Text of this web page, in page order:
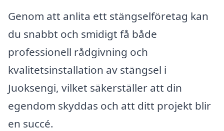
Genom att anlita ett stängselföretag kan
du snabbt och smidigt få både
professionell rådgivning och
kvalitetsinstallation av stängsel i
Juoksengi, vilket säkerställer att din
egendom skyddas och att ditt projekt blir
en succé.